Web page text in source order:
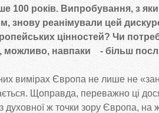
років. Випробування, з
знову реанімували цей
цінностей? Чи
можливо, навпаки - більш
вимірах Європа не лише не
Щоправда, переважно ці
духовної ж точки зору Європа, на